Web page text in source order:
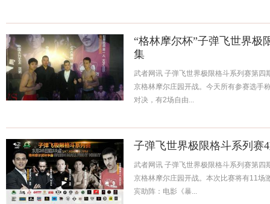
“格林摩尔杯”子弹飞世界极
集
武者网讯 子弹飞世界极限格斗系列赛第四
京格林摩尔庄园开战。今天所有参赛选手
对决，有2场自由...
子弹飞世界极限格斗系列赛
武者网讯 子弹飞世界极限格斗系列赛第四
京格林摩尔庄园开战。本次比赛将有11场
宾助阵：电影《暴...